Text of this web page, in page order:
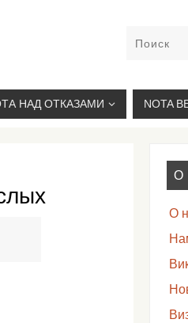
03-33,
НАД ОТКАЗАМИ NOTA
О
О